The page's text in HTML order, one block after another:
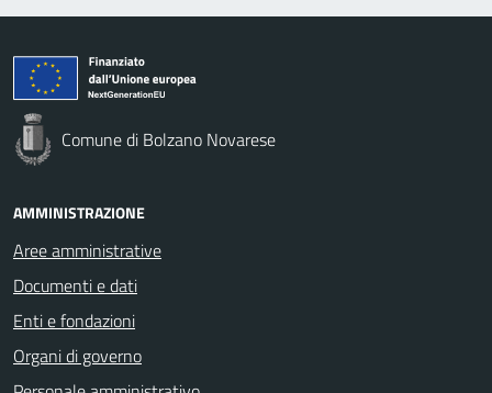
Comune di Bolzano Novarese
AMMINISTRAZIONE
Aree amministrative
Documenti e dati
Enti e fondazioni
Organi di governo